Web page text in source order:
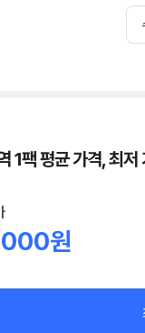
1팩 평균 가격, 최
원